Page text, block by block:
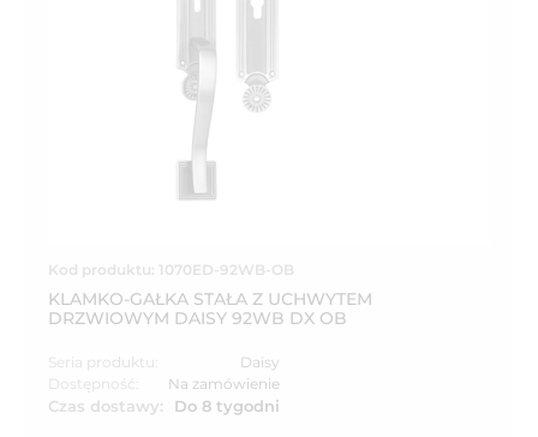
Kod produktu: 1070ED-92WB-OB
KLAMKO-GAŁKA STAŁA Z UCHWYTEM
DRZWIOWYM DAISY 92WB DX OB
Seria produktu:
Daisy
Dostępność:
Na zamówienie
Czas dostawy: Do 8 tygodni